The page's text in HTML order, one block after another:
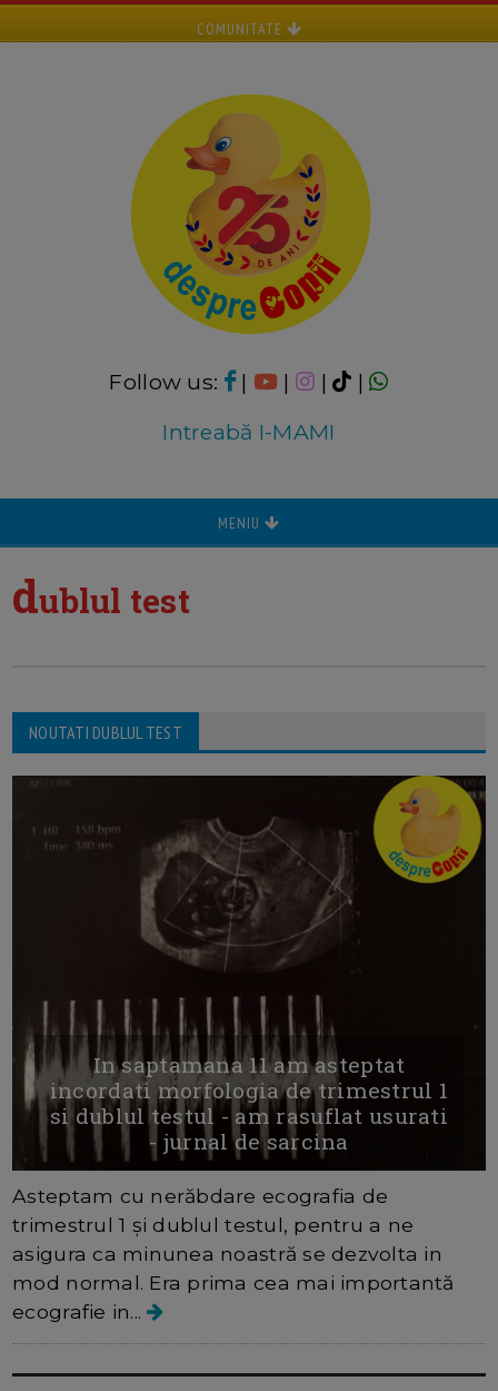
COMUNITATE
Follow us: | | |
|
Intreabă I-MAMI
MENIU
dublul test
NOUTATI DUBLUL TEST
In saptamana 11 am asteptat
incordati morfologia de trimestrul 1
si dublul testul - am rasuflat usurati
- jurnal de sarcina
Asteptam cu nerăbdare ecografia de
trimestrul 1 și dublul testul, pentru a ne
asigura ca minunea noastră se dezvolta in
mod normal. Era prima cea mai importantă
ecografie in...